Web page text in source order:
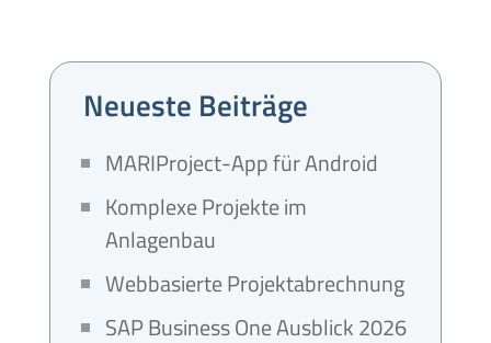
Neueste Beiträge
MARIProject-App für Android
Komplexe Projekte im
Anlagenbau
Webbasierte Projektabrechnung
SAP Business One Ausblick 2026